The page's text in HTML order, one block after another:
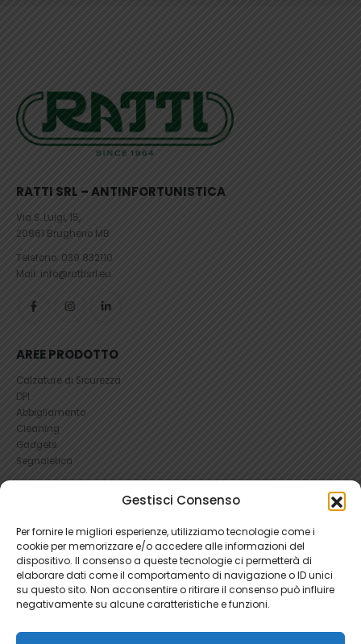
Gestisci Consenso
Per fornire le migliori esperienze, utilizziamo tecnologie come i
cookie per memorizzare e/o accedere alle informazioni del
dispositivo. Il consenso a queste tecnologie ci permetterà di
elaborare dati come il comportamento di navigazione o ID unici
su questo sito. Non acconsentire o ritirare il consenso può influire
negativamente su alcune caratteristiche e funzioni.
RATTI SRL – ANTINFORTUNISTICA
Via S. Luigi, 15,
20861 Brugherio MB
Telefono: 039 832110
Mail: info@rattisrl.eu
AREE PRODOTTO
Calzature di Sicurezza
DPI
Abbigliamento
Cleaning
Gadgets
Segnaletica
RICHIEDI UN RESO
Condizioni e Resi
FAQ Antinfortunistica
Richiesta Reso
CookieePrivacy